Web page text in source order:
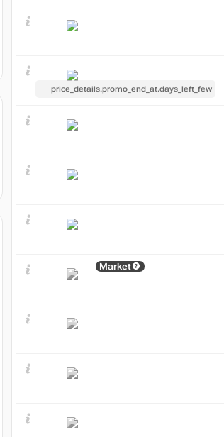
price_details.promo_end_at.days_left_few
Market